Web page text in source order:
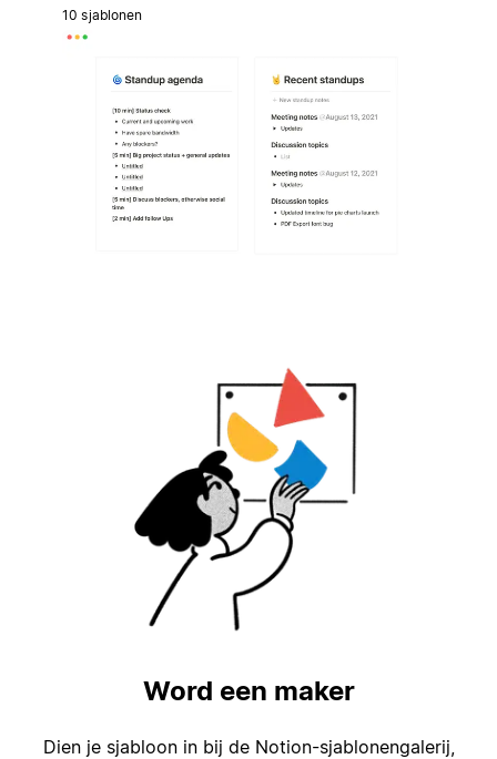
10 sjablonen
Word een maker
Dien je sjabloon in bij de Notion-sjablonengalerij,